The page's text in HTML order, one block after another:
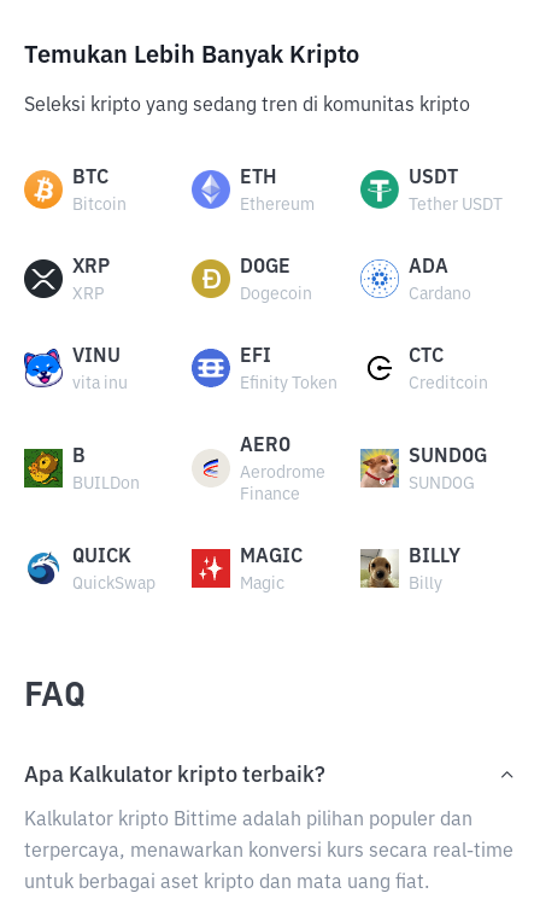
Temukan Lebih Banyak Kripto
Seleksi kripto yang sedang tren di komunitas kripto
BTC
Bitcoin
ETH
Ethereum
USDT
Tether USDT
XRP
XRP
DOGE
Dogecoin
ADA
Cardano
VINU
vita inu
EFI
Efinity Token
CTC
Creditcoin
B
BUILDon
AERO
Aerodrome
Finance
SUNDOG
SUNDOG
QUICK
QuickSwap
MAGIC
Magic
BILLY
Billy
FAQ
Apa Kalkulator kripto terbaik?
Kalkulator kripto Bittime adalah pilihan populer dan
terpercaya, menawarkan konversi kurs secara real-time
untuk berbagai aset kripto dan mata uang fiat.